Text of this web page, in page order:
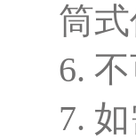
筒
6.
7.